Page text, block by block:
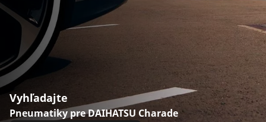
Vyhľadajte
Pneumatiky pre DAIHATSU Charade